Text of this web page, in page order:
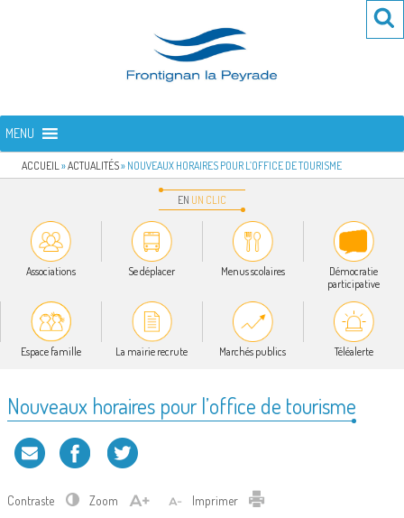
FRONTIGNAN LA PEYRADE
MENU
ACCUEIL »ACTUALITÉS» NOUVEAUX HORAIRES POUR L’OFFICE DE TOURISME
EN UN CLIC
Associations Se déplacer Menus scolaires
Démocratie
participative
Espace famille La mairie recrute Marchés publics Téléalerte
Nouveaux horaires pour l’office de tourisme
Contraste Zoom Imprimer